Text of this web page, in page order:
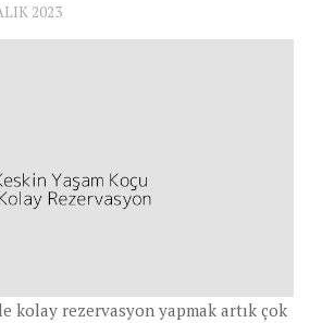
2023
kolay rezervasyon yapmak artık çok